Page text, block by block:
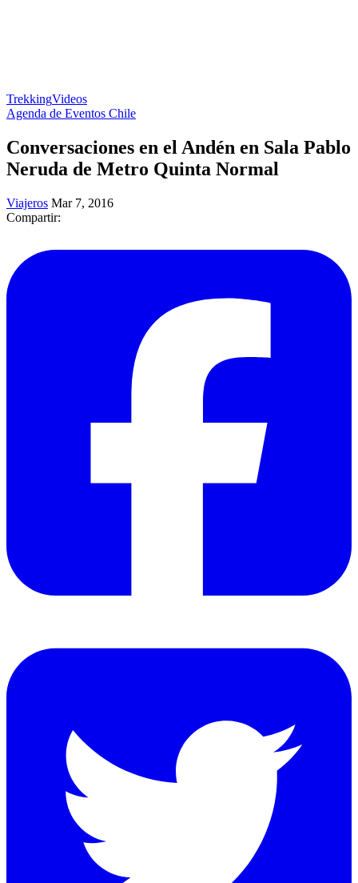
TrekkingVideos
Agenda de Eventos Chile
Conversaciones en el Andén en Sala Pablo
Neruda de Metro Quinta Normal
Viajeros Mar 7, 2016
Compartir: